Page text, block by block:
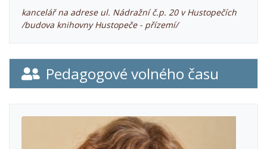
kancelář na adrese ul. Nádražní č.p. 20 v Hustopečích
/budova knihovny Hustopeče - přízemí/
Pedagogové volného času